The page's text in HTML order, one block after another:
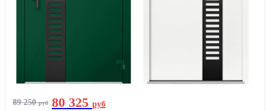
89 250руб 80 325 руб